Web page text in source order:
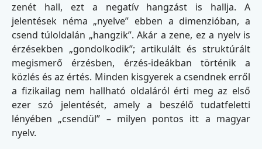
zenét hall, ezt a negatív hangzást is hallja. A
jelentések néma „nyelve” ebben a dimenzióban, a
csend túloldalán „hangzik”. Akár a zene, ez a nyelv is
érzésekben „gondolkodik”; artikulált és struktúrált
megismerő érzésben, érzés-ideákban történik a
közlés és az értés. Minden kisgyerek a csendnek erről
a fizikailag nem hallható oldaláról érti meg az első
ezer szó jelentését, amely a beszélő tudatfeletti
lényében „csendül” – milyen pontos itt a magyar
nyelv.